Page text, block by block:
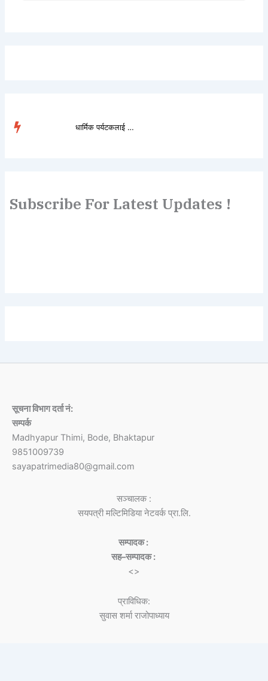
धार्मिक पर्यटकलाई लोभ�...
Subscribe For Latest Updates !
सूचना विभाग दर्ता नं:
सम्पर्क
Madhyapur Thimi, Bode, Bhaktapur
9851009739
sayapatrimedia80@gmail.com
सञ्चालक :
सयपत्री मल्टिमिडिया नेटवर्क प्रा.लि.
सम्पादक :
सह–सम्पादक :
<>
प्राविधिक:
सुवास शर्मा राजोपाध्याय